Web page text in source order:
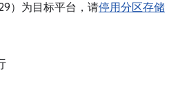
）为目标平台，请停用分区存储